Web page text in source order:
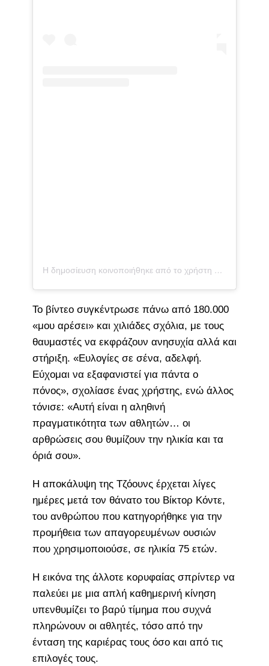
Η δημοσίευση κοινοποιήθηκε από το χρήστη Marion Jones (@themarionjones)
Το βίντεο συγκέντρωσε πάνω από 180.000
«μου αρέσει» και χιλιάδες σχόλια, με τους
θαυμαστές να εκφράζουν ανησυχία αλλά και
στήριξη. «Ευλογίες σε σένα, αδελφή.
Εύχομαι να εξαφανιστεί για πάντα ο
πόνος», σχολίασε ένας χρήστης, ενώ άλλος
τόνισε: «Αυτή είναι η αληθινή
πραγματικότητα των αθλητών… οι
αρθρώσεις σου θυμίζουν την ηλικία και τα
όριά σου».
Η αποκάλυψη της Τζόουνς έρχεται λίγες
ημέρες μετά τον θάνατο του Βίκτορ Κόντε,
του ανθρώπου που κατηγορήθηκε για την
προμήθεια των απαγορευμένων ουσιών
που χρησιμοποιούσε, σε ηλικία 75 ετών.
Η εικόνα της άλλοτε κορυφαίας σπρίντερ να
παλεύει με μια απλή καθημερινή κίνηση
υπενθυμίζει το βαρύ τίμημα που συχνά
πληρώνουν οι αθλητές, τόσο από την
ένταση της καριέρας τους όσο και από τις
επιλογές τους.